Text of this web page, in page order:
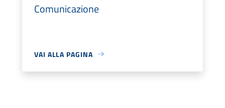
Comunicazione
VAI ALLA PAGINA